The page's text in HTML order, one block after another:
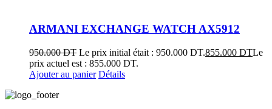
ARMANI EXCHANGE WATCH AX5912
950.000DT Le prix initial était : 950.000 DT.855.000 DTLe
prix actuel est : 855.000 DT.
Ajouter au panier Détails